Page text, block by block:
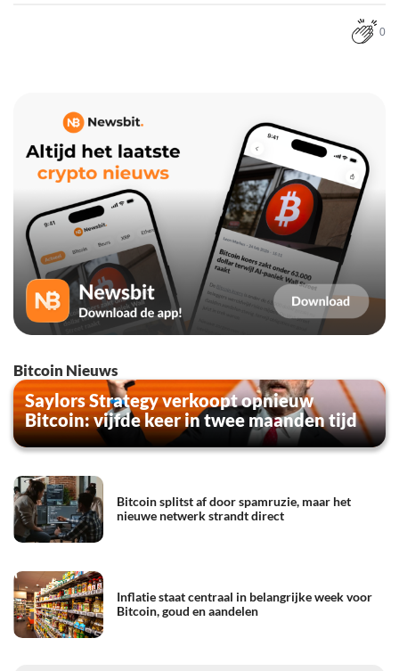
0
Bitcoin Nieuws
Saylors Strategy verkoopt opnieuw
Bitcoin: vijfde keer in twee maanden tijd
Bitcoin splitst af door spamruzie, maar het
nieuwe netwerk strandt direct
Inflatie staat centraal in belangrijke week voor
Bitcoin, goud en aandelen